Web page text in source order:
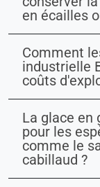
en écailles
Comment
industrielle
coûts
La glace en
pour les
comme le
cabillaud ?